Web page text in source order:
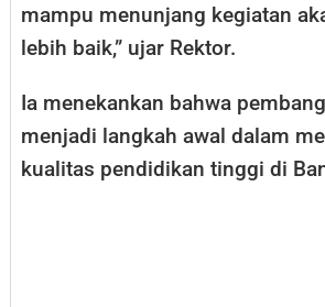
mampu menunjang kegiatan
lebih baik,” ujar Rektor.
Ia menekankan bahwa
menjadi langkah awal dalam
kualitas pendidikan tinggi di